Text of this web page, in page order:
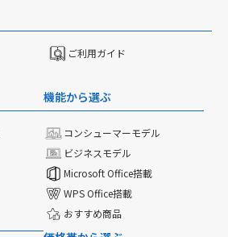
ご利用ガイド
機能から選ぶ
コンシューマーモデル
ビジネスモデル
Microsoft Office搭載
WPS Office搭載
おすすめ商品